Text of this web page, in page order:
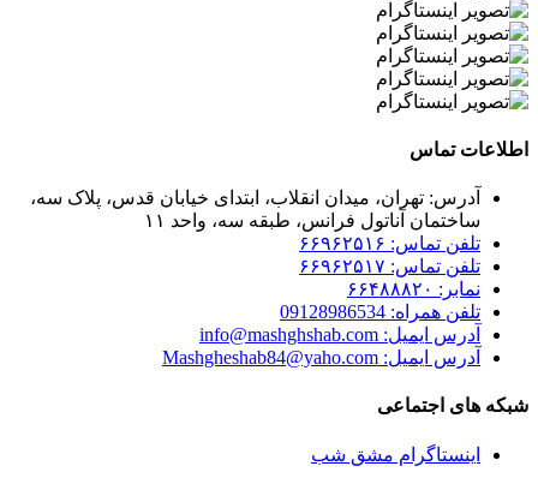
اطلاعات تماس
آدرس: تهران، میدان انقلاب، ابتدای خیابان قدس، پلاک سه،
ساختمان آناتول فرانس، طبقه سه، واحد ۱۱
تلفن تماس: ۶۶۹۶۲۵۱۶
تلفن تماس: ۶۶۹۶۲۵۱۷
نمابر: ۶۶۴۸۸۸۲۰
تلفن همراه: 09128986534
آدرس ایمیل: info@mashghshab.com
آدرس ایمیل: Mashgheshab84@yaho.com
شبکه های اجتماعی
اینستاگرام مشق شب